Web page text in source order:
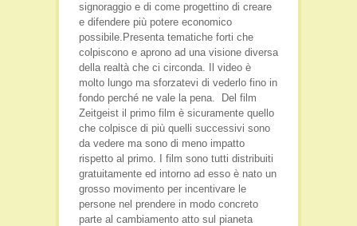
signoraggio e di come progettino di creare
e difendere più potere economico
possibile.Presenta tematiche forti che
colpiscono e aprono ad una visione diversa
della realtà che ci circonda. Il video è
molto lungo ma sforzatevi di vederlo fino in
fondo perché ne vale la pena. Del film
Zeitgeist il primo film è sicuramente quello
che colpisce di più quelli successivi sono
da vedere ma sono di meno impatto
rispetto al primo. I film sono tutti distribuiti
gratuitamente ed intorno ad esso è nato un
grosso movimento per incentivare le
persone nel prendere in modo concreto
parte al cambiamento atto sul pianeta